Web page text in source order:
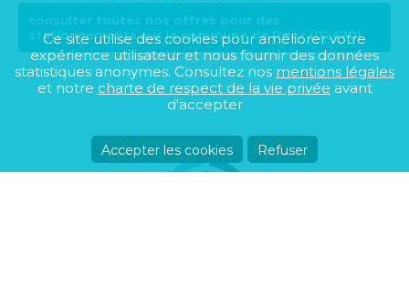
consulter toutes nos offres pour des
stationnements sur la commune de Priez (02470)
Ce site utilise des cookies pour améliorer votre
expérience utilisateur et nous fournir des données
statistiques anonymes. Consultez nos mentions légales
et notre charte de respect de la vie privée avant
d'accepter
Accepter les cookies Refuser